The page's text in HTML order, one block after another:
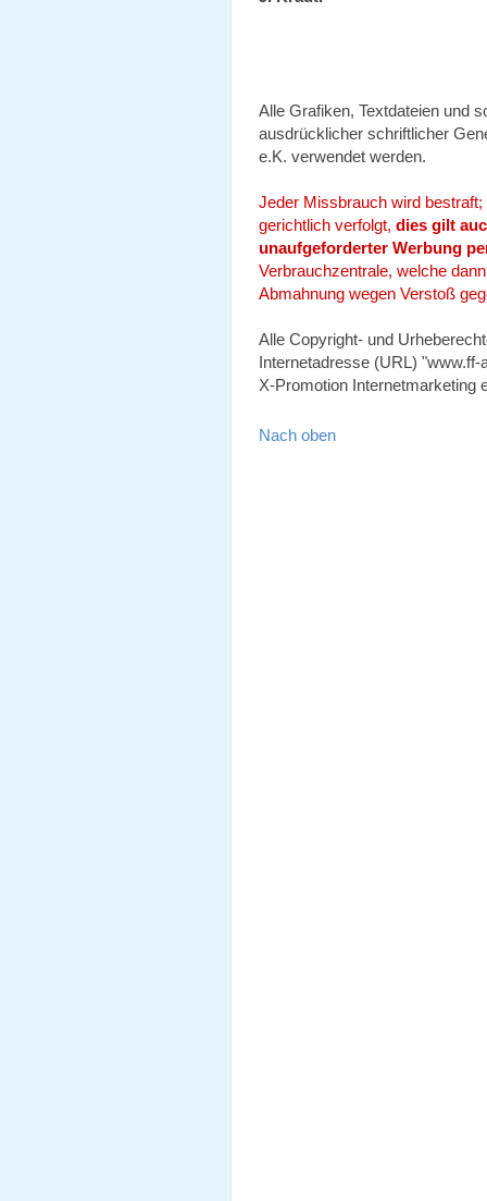
Alle Grafiken, Textdateien und
ausdrücklicher schriftlicher
e.K. verwendet werden.
Jeder Missbrauch wird
gerichtlich verfolgt, dies gilt
unaufgeforderter Werbung
Verbrauchzentrale, welche
Abmahnung wegen Verstoß
Alle Copyright- und
Internetadresse (URL)
X-Promotion Internetmarketing
Nach oben